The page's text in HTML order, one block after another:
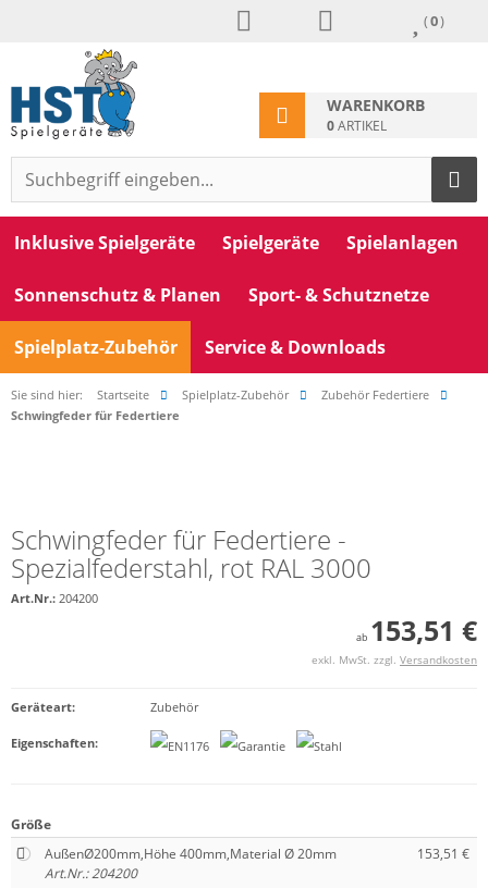
(0)
WARENKORB
0ARTIKEL
Inklusive Spielgeräte Spielgeräte Spielanlagen
Sonnenschutz & Planen Sport- & Schutznetze
Spielplatz-Zubehör Service & Downloads
Sie sind hier: Startseite Spielplatz-Zubehör
Zubehör Federtiere
Schwingfeder für Federtiere
Schwingfeder für Federtiere -
Spezialfederstahl, rot RAL 3000
Art.Nr.: 204200
ab 153,51 €
exkl. MwSt. zzgl. Versandkosten
Geräteart: Zubehör
Eigenschaften:
Größe
AußenØ200mm,Höhe 400mm,Material Ø 20mm
153,51 €
Art.Nr.: 204200